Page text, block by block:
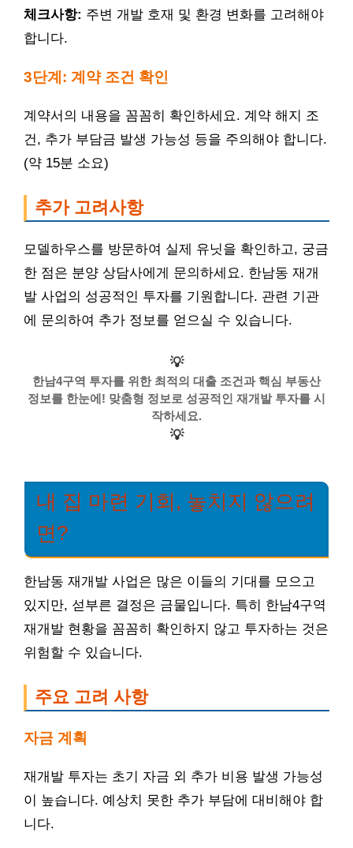
체크사항: 주변 개발 호재 및 환경 변화를 고려해야
합니다.
3단계: 계약 조건 확인
계약서의 내용을 꼼꼼히 확인하세요. 계약 해지 조
건, 추가 부담금 발생 가능성 등을 주의해야 합니다.
(약 15분 소요)
추가 고려사항
모델하우스를 방문하여 실제 유닛을 확인하고, 궁금
한 점은 분양 상담사에게 문의하세요. 한남동 재개
발 사업의 성공적인 투자를 기원합니다. 관련 기관
에 문의하여 추가 정보를 얻으실 수 있습니다.
💡
한남4구역 투자를 위한 최적의 대출 조건과 핵심 부동산
정보를 한눈에! 맞춤형 정보로 성공적인 재개발 투자를 시
작하세요.
💡
내 집 마련 기회, 놓치지 않으려
면?
한남동 재개발 사업은 많은 이들의 기대를 모으고
있지만, 섣부른 결정은 금물입니다. 특히 한남4구역
재개발 현황을 꼼꼼히 확인하지 않고 투자하는 것은
위험할 수 있습니다.
주요 고려 사항
자금 계획
재개발 투자는 초기 자금 외 추가 비용 발생 가능성
이 높습니다. 예상치 못한 추가 부담에 대비해야 합
니다.